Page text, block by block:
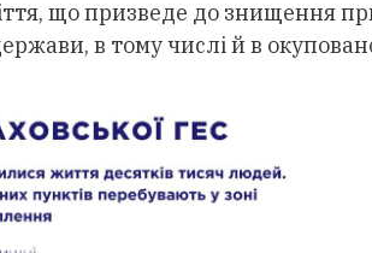
що призведе до знищення
в тому числі й в